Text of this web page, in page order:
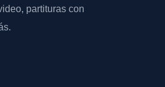
partituras con